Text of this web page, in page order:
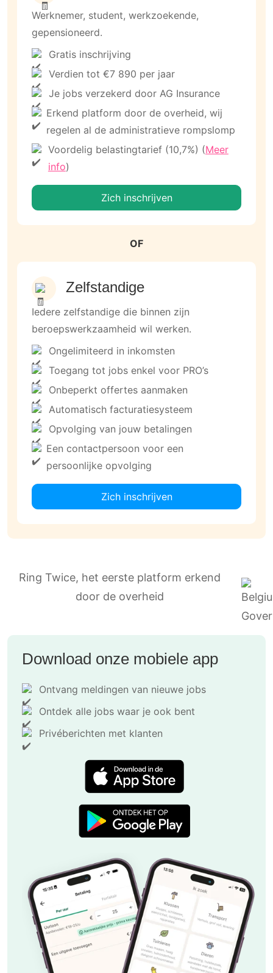
Werknemer, student, werkzoekende,
gepensioneerd.
Gratis inschrijving
Verdien tot €7 890 per jaar
Je jobs verzekerd door AG Insurance
Erkend platform door de overheid, wij
regelen al de administratieve rompslomp
Voordelig belastingtarief (10,7%) (Meer
info)
Zich inschrijven
OF
Zelfstandige
Iedere zelfstandige die binnen zijn
beroepswerkzaamheid wil werken.
Ongelimiteerd in inkomsten
Toegang tot jobs enkel voor PRO’s
Onbeperkt offertes aanmaken
Automatisch facturatiesysteem
Opvolging van jouw betalingen
Een contactpersoon voor een
persoonlijke opvolging
Zich inschrijven
Ring Twice, het eerste platform erkend
door de overheid
Download onze mobiele app
Ontvang meldingen van nieuwe jobs
Ontdek alle jobs waar je ook bent
Privéberichten met klanten